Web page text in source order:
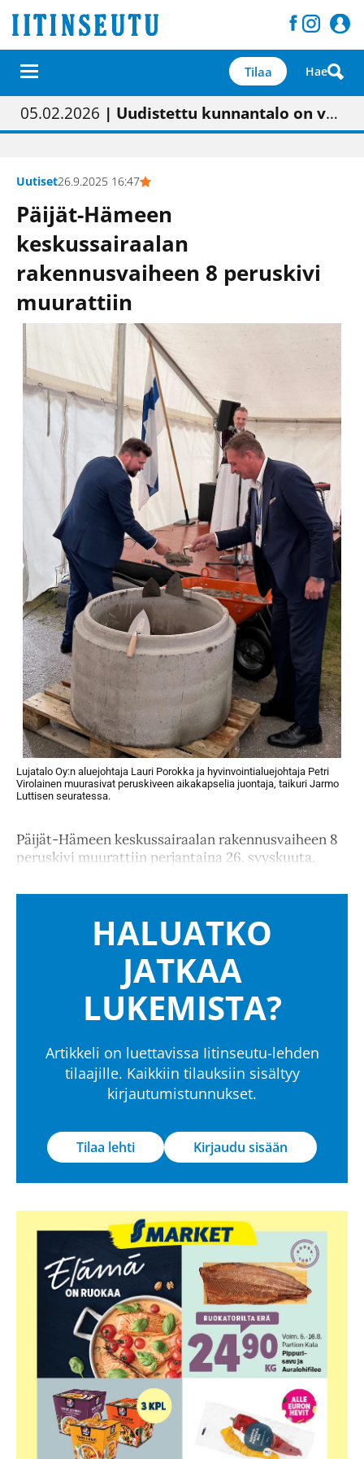
Tilaa Hae
01.02.2026 | Painon vaihtumisen pitäisi näkyä hieman parempana painojäljen laatuna lehdessä
05.02.2026 | Uudistettu kunnantalo on valoisa
23.04.2026 | “Olemme käynnistämässä uudelleen keskustavisiotyön”
09.05.2026| "Maalla on totuttu elämään omavaraisemmin kuin kaupungissa"
Uutiset26.9.2025 16:47
Päijät-Hämeen
keskussairaalan
rakennusvaiheen 8 peruskivi
muurattiin
Lujatalo Oy:n aluejohtaja Lauri Porokka ja hyvinvointialuejohtaja Petri
Virolainen muurasivat peruskiveen aikakapselia juontaja, taikuri Jarmo
Luttisen seuratessa.
Päijät-Hämeen keskussairaalan rakennusvaiheen 8
peruskivi muurattiin perjantaina 26. syyskuuta.
HALUATKO
JATKAA
LUKEMISTA?
Artikkeli on luettavissa Iitinseutu-lehden
tilaajille. Kaikkiin tilauksiin sisältyy
kirjautumistunnukset.
Tilaa lehti Kirjaudu sisään